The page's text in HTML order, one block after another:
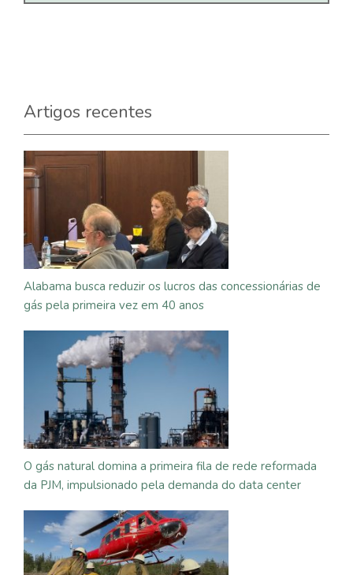
Artigos recentes
Alabama busca reduzir os lucros das concessionárias de
gás pela primeira vez em 40 anos
O gás natural domina a primeira fila de rede reformada
da PJM, impulsionado pela demanda do data center